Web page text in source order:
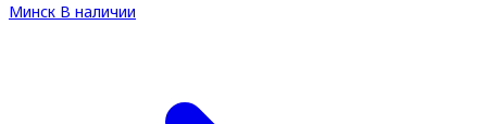
Минск В наличии